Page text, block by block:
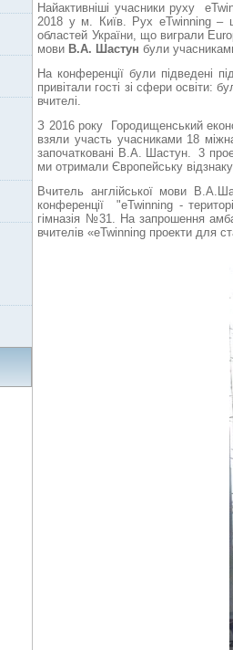
Найактивніші учасники руху
2018 у м. Київ. Рух eTwinning –
областей України, що виграли
мови В.А. Шастун були
На конференції були підведені
привітали гості зі сфери освіти:
вчителі.
З 2016 року Городищенський
взяли участь учасниками 18
започатковані В.А. Шастун. 3
ми отримали Європейську
Вчитель англійської мови
конференції
"eTwinning -
гімназія №31. На запрошення
вчителів «eTwinning проекти для